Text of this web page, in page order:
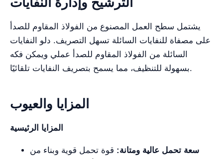
يشتمل سطح العمل المصنوع من الفولاذ المقاوم للصدأ
على مصفاة للنفايات السائلة تسهل التصريف. دلو النفايات
السائلة من الفولاذ المقاوم للصدأ عملي ويمكن فكه
بسهولة للتنظيف، مما يسمح بتصريف النفايات تلقائيًا.
المزايا والعيوب
المزايا الرئيسية
سعة تحمل عالية ومتانة: قوة تحمل قوية وبناء من